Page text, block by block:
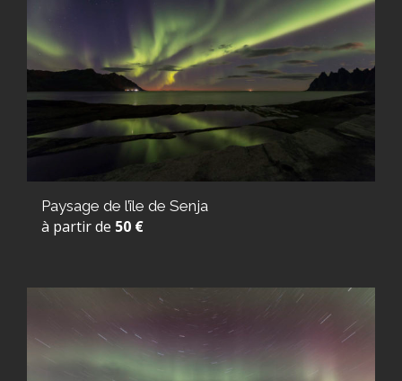
Paysage de l’île de Senja
à partir de 50 €